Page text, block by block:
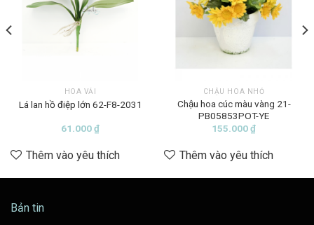
HOA VẢI
Lá lan hồ điệp lớn 62-F8-2031
61.000₫
Thêm vào yêu thích
CHẬU HOA NHỎ
Chậu hoa cúc màu vàng 21-
PB05853POT-YE
155.000₫
Thêm vào yêu thích
Bản tin